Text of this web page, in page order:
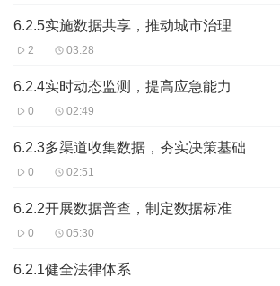
6.2.5实施数据共享，推动城市治理
2 03:28
6.2.4实时动态监测，提高应急能力
0 02:49
6.2.3多渠道收集数据，夯实决策基础
0 02:51
6.2.2开展数据普查，制定数据标准
0 05:30
6.2.1健全法律体系